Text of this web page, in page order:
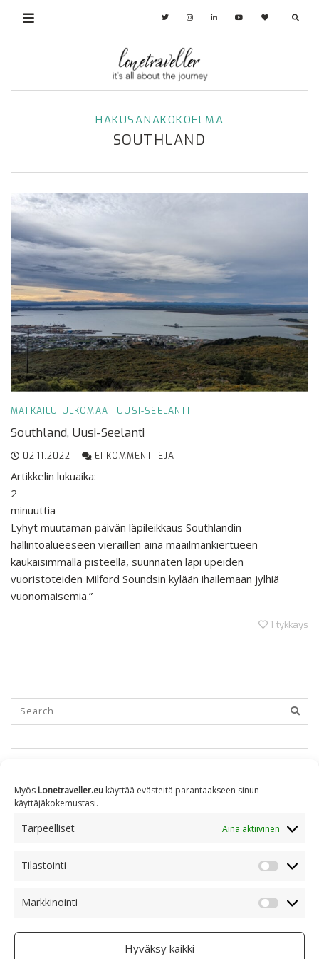
Myös Lonetraveller.eu käyttää evästeitä parantaakseen sinun
käyttäjäkokemustasi.
Tarpeelliset Aina aktiivinen
Tilastointi
Markkinointi
Hyväksy kaikki
HAKUSANAKOKOELMA
SOUTHLAND
MATKAILU ULKOMAAT UUSI-SEELANTI
Southland, Uusi-Seelanti
02.11.2022 EI KOMMENTTEJA
Artikkelin lukuaika:
2
minuuttia
Lyhyt muutaman päivän läpileikkaus Southlandin
hallintoalueeseen vieraillen aina maailmankiertueen
kaukaisimmalla pisteellä, suunnaten läpi upeiden
vuoristoteiden Milford Soundsin kylään ihailemaan jylhiä
vuonomaisemia.”
1 tykkäys
Kuukausittain
Aiheittain